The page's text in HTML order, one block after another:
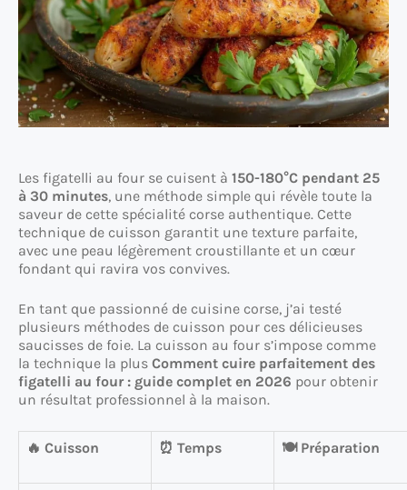
Les figatelli au four se cuisent à 150-180°C pendant 25
à 30 minutes, une méthode simple qui révèle toute la
saveur de cette spécialité corse authentique. Cette
technique de cuisson garantit une texture parfaite,
avec une peau légèrement croustillante et un cœur
fondant qui ravira vos convives.
En tant que passionné de cuisine corse, j’ai testé
plusieurs méthodes de cuisson pour ces délicieuses
saucisses de foie. La cuisson au four s’impose comme
la technique la plus Comment cuire parfaitement des
figatelli au four : guide complet en 2026 pour obtenir
un résultat professionnel à la maison.
🔥 Cuisson ⏰ Temps 🍽️ Préparation